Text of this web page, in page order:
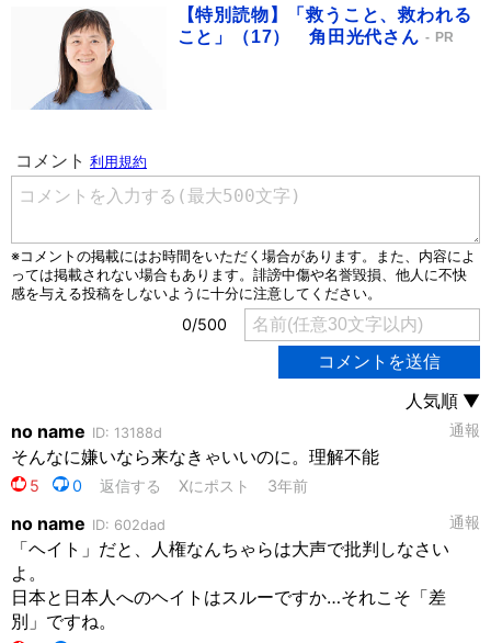
【特別読物】「救うこと、救われる
こと」（17） 角田光代さん
PR